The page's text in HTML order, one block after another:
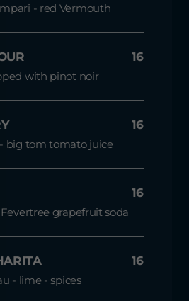
- red Vermouth
16
with pinot noir
16
big tom tomato juice
16
grapefruit soda
16
- lime - spices